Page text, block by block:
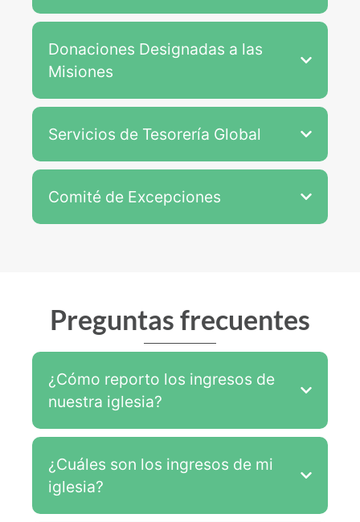
Donaciones Designadas a las
Misiones
Servicios de Tesorería Global
Comité de Excepciones
Preguntas frecuentes
¿Cómo reporto los ingresos de
nuestra iglesia?
¿Cuáles son los ingresos de mi
iglesia?